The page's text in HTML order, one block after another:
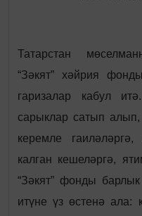
Татарстан
“Зәкят” хәйрия
гаризалар кабул
сарыклар сатып
керемле
калган кешеләргә,
“Зәкят” фонды
итүне үз өстенә ала: